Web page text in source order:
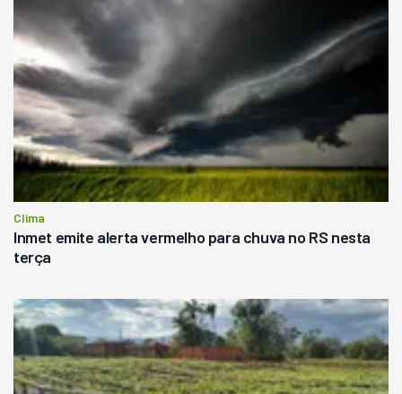
Clima
Inmet emite alerta vermelho para chuva no RS nesta
terça